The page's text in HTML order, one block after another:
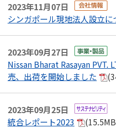
2023年11月07日
シンガポール現地法人設立に
2023年09月27日
Nissan Bharat Rasayan PVT.
売、出荷を開始しました
2023年09月25日
統合レポート2023